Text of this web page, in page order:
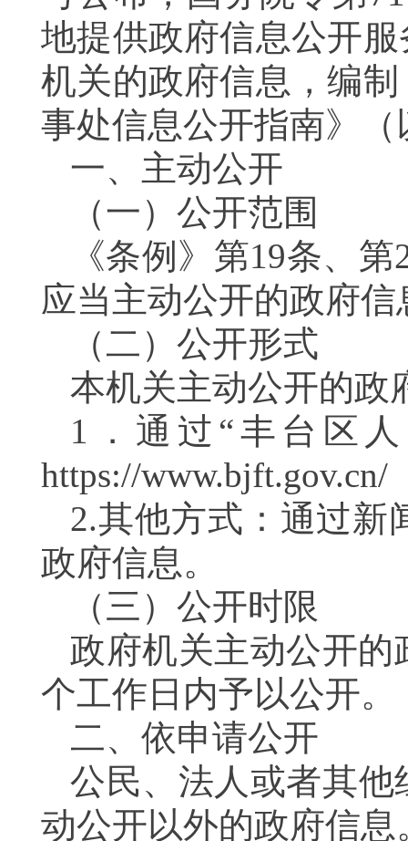
地提供政府信息公开
机关的政府信息，编
事处信息公开指南》
一、主动公开
（一）公开范围
《条例》第19条、
应当主动公开的政府信
（二）公开形式
本机关主动公开的政
1．通过“丰台区
https://www.bjft.gov.cn/
2.其他方式：通过新
政府信息。
（三）公开时限
政府机关主动公开
个工作日内予以公开。
二、依申请公开
公民、法人或者其
动公开以外的政府信息